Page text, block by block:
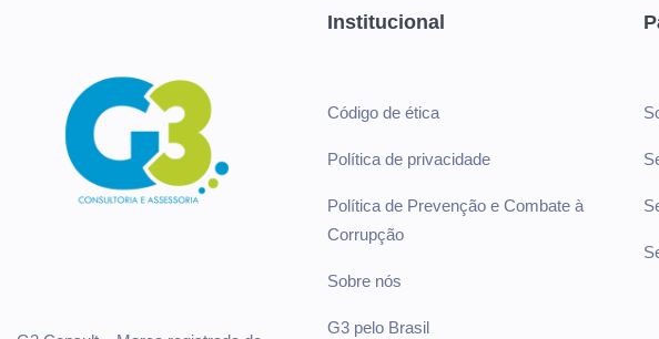
Institucional
Código de ética
Política de privacidade
Política de Prevenção e Combate à
Corrupção
Sobre nós
G3 pelo Brasil